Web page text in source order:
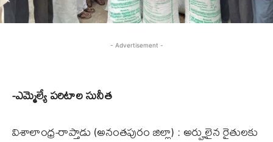
- Advertisement -
-ఎమ్మెల్యే పరిటాల సునీత
​విశాలాంధ్ర-రాప్తాడు (అనంతపురం జిల్లా) : అర్హులైన రైతులకు